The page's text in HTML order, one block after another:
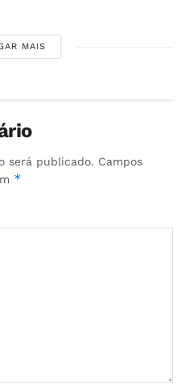
MAIS
será publicado. Campos
*